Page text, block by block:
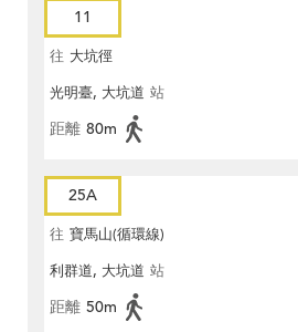
11
往 大坑徑
光明臺, 大坑道 站
距離 80m
25A
往 寶馬山(循環線)
利群道, 大坑道 站
距離 50m